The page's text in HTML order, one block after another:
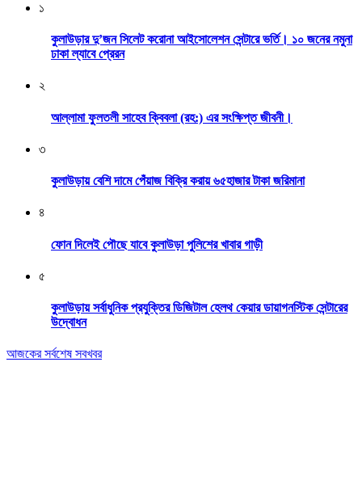
১
কুলাউড়ার দু’জন সিলেট করোনা আইসোলেশন সেন্টারে ভর্তি। ১০ জনের নমুনা
ঢাকা ল্যাবে প্রেরন
২
আল্লামা ফুলতলী সাহেব ক্বিবলা (রহ:) এর সংক্ষিপ্ত জীবনী।
৩
কুলাউড়ায় বেশি দামে পেঁয়াজ বিক্রি করায় ৬৫হাজার টাকা জরিমানা
৪
ফোন দিলেই পৌছে যাবে কুলাউড়া পুলিশের খাবার গাড়ী
৫
কুলাউড়ায় সর্বাধুনিক প্রযুক্তির ডিজিটাল হেলথ কেয়ার ডায়াগনস্টিক সেন্টারের
উদ্বোধন
আজকের সর্বশেষ সবখবর